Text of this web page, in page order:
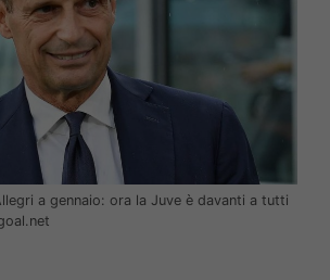
a gennaio: ora la Juve è davanti a tutti